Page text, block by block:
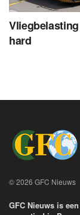
hard
© 2026 GFC Nieuws
GFC Nieuws is